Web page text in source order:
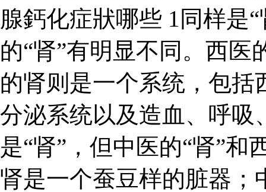
腺鈣化症狀哪些 1同样是
的“肾”有明显不同。西
的肾则是一个系统，包
分泌系统以及造血、呼吸
是“肾”，但中医的“肾”和
肾是一个蚕豆样的脏器；